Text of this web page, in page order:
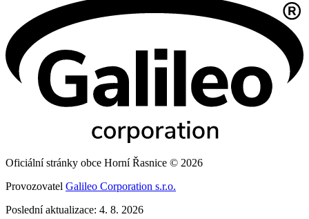
Oficiální stránky obce Horní Řasnice © 2026
Provozovatel Galileo Corporation s.r.o.
Poslední aktualizace: 4. 8. 2026